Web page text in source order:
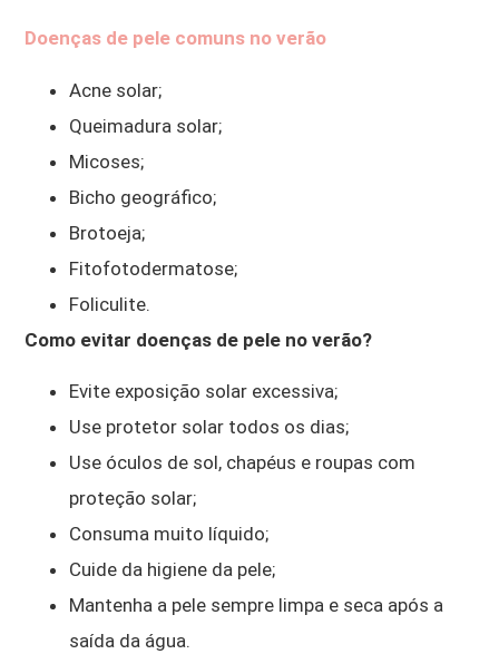
Doenças de pele comuns no verão
Acne solar;
Queimadura solar;
Micoses;
Bicho geográfico;
Brotoeja;
Fitofotodermatose;
Foliculite.
Como evitar doenças de pele no verão?
Evite exposição solar excessiva;
Use protetor solar todos os dias;
Use óculos de sol, chapéus e roupas com
proteção solar;
Consuma muito líquido;
Cuide da higiene da pele;
Mantenha a pele sempre limpa e seca após a
saída da água.